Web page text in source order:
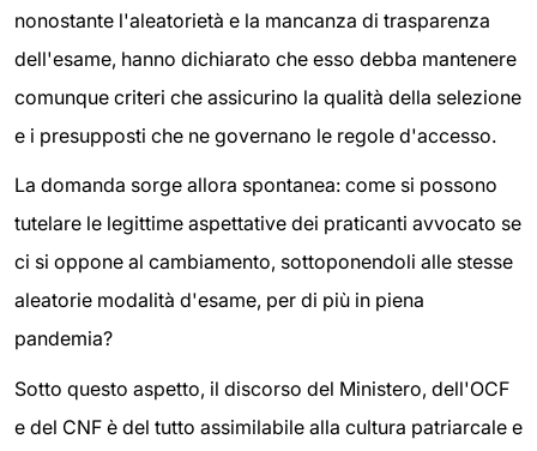
nonostante l'aleatorietà e la mancanza di trasparenza
dell'esame, hanno dichiarato che esso debba mantenere
comunque criteri che assicurino la qualità della selezione
e i presupposti che ne governano le regole d'accesso.
La domanda sorge allora spontanea: come si possono
tutelare le legittime aspettative dei praticanti avvocato se
ci si oppone al cambiamento, sottoponendoli alle stesse
aleatorie modalità d'esame, per di più in piena
pandemia?
Sotto questo aspetto, il discorso del Ministero, dell'OCF
e del CNF è del tutto assimilabile alla cultura patriarcale e